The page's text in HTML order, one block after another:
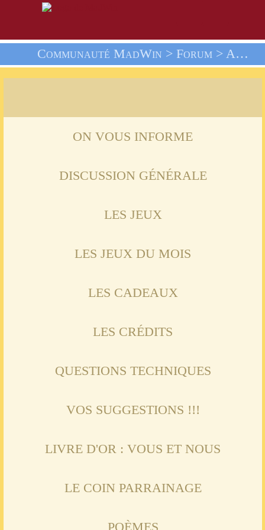
Communauté MadWin > Forum> Accueil
ON VOUS INFORME
DISCUSSION GÉNÉRALE
LES JEUX
LES JEUX DU MOIS
LES CADEAUX
LES CRÉDITS
QUESTIONS TECHNIQUES
VOS SUGGESTIONS !!!
LIVRE D'OR : VOUS ET NOUS
LE COIN PARRAINAGE
POÈMES